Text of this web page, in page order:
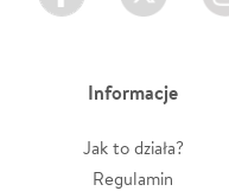
Informacje
Jak to działa?
Regulamin